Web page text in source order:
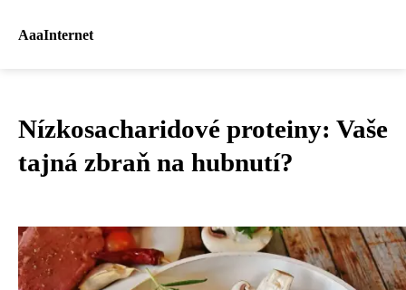
AaaInternet
Nízkosacharidové proteiny: Vaše
tajná zbraň na hubnutí?